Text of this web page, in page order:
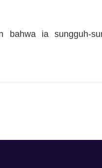
bahwa ia sungguh-